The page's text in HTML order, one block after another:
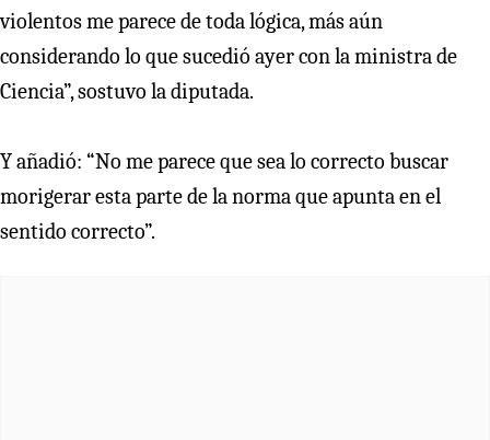
violentos me parece de toda lógica, más aún
considerando lo que sucedió ayer con la ministra de
Ciencia”, sostuvo la diputada.
Y añadió: “No me parece que sea lo correcto buscar
morigerar esta parte de la norma que apunta en el
sentido correcto”.